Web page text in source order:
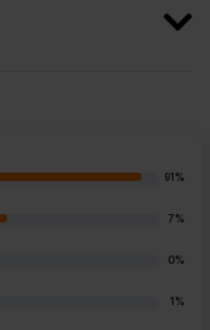
91%
7%
0%
1%